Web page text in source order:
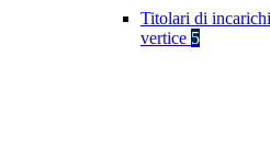
Titolari di
vertice 5